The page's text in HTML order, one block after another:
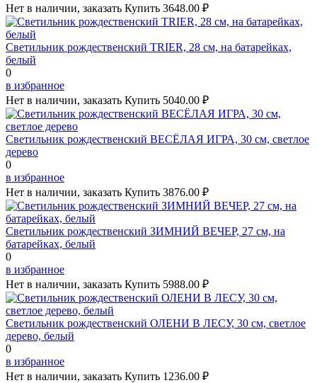
Нет в наличии, заказать Купить 3648.00 ₽
Светильник рождественский TRIER, 28 см, на батарейках,
белый
0
в избранное
Нет в наличии, заказать Купить 5040.00 ₽
Светильник рождественский ВЕСЁЛАЯ ИГРА, 30 см, светлое
дерево
0
в избранное
Нет в наличии, заказать Купить 3876.00 ₽
Светильник рождественский ЗИМНИЙ ВЕЧЕР, 27 см, на
батарейках, белый
0
в избранное
Нет в наличии, заказать Купить 5988.00 ₽
Светильник рождественский ОЛЕНИ В ЛЕСУ, 30 см, светлое
дерево, белый
0
в избранное
Нет в наличии, заказать Купить 1236.00 ₽